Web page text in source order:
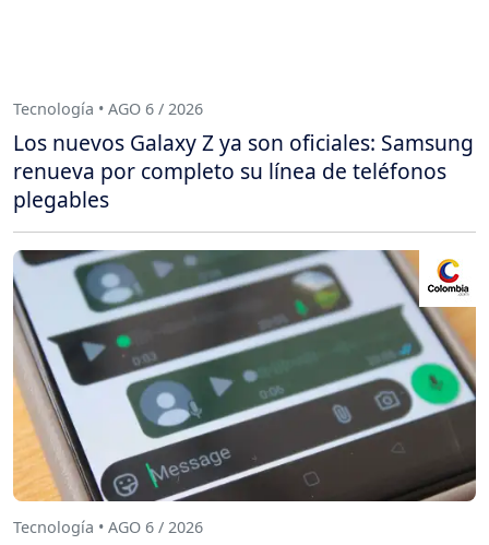
Tecnología • AGO 6 / 2026
Los nuevos Galaxy Z ya son oficiales: Samsung
renueva por completo su línea de teléfonos
plegables
Tecnología • AGO 6 / 2026